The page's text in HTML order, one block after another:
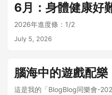
6月：身體健康好
2026年進度條：1/2
July 5, 2026
腦海中的遊戲配樂
這是我的「BlogBlog同樂會-